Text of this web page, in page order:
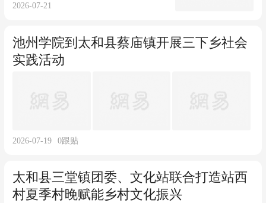
2026-07-21
池州学院到太和县蔡庙镇开展三下乡社会
实践活动
2026-07-19 0跟贴
太和县三堂镇团委、文化站联合打造站西
村夏季村晚赋能乡村文化振兴